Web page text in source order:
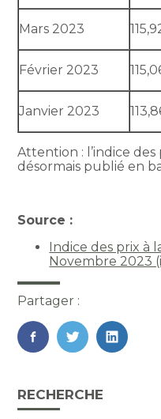
Mars 2023
Février 2023
Janvier 2023
Attention : l’indice
désormais publié en
Source :
Indice des prix à
Novembre 2023
Partager :
FaceBook
Twitter
Blog
sidebar
RECHERCHE